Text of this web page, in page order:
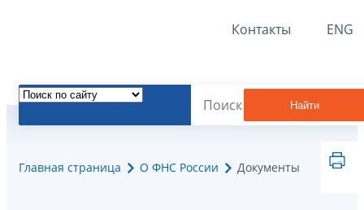
Контакты ENG
Найти
Главная страница О ФНС России Документы